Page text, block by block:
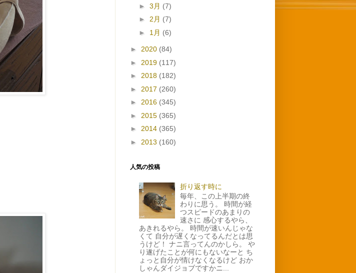
► 3月 (7)
► 2月 (7)
► 1月 (6)
► 2020 (84)
► 2019 (117)
► 2018 (182)
► 2017 (260)
► 2016 (345)
► 2015 (365)
► 2014 (365)
► 2013 (160)
人気の投稿
折り返す時に
毎年、この上半期の終
わりに思う。 時間が経
つスピードのあまりの
速さに 感心するやら、
あきれるやら。 時間が速いんじゃな
くて 自分が遅くなってるんだとは思
うけど！ ナニ言ってんのかしら。 や
り遂げたことが何にもないなーと ち
ょっと自分が情けなくなるけど おか
しゃんダイジョブですかニ...